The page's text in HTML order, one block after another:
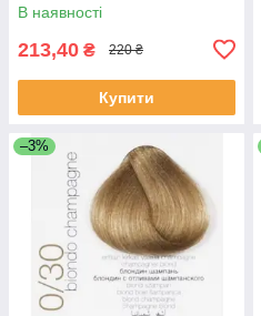
В наявності
213,40 ₴ 220 ₴
Купити
–3%